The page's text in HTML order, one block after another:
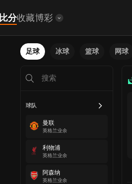
比分收藏博彩
足球 冰球 篮球 网球
球队
曼联
英格兰业余
利物浦
英格兰业余
阿森纳
英格兰业余